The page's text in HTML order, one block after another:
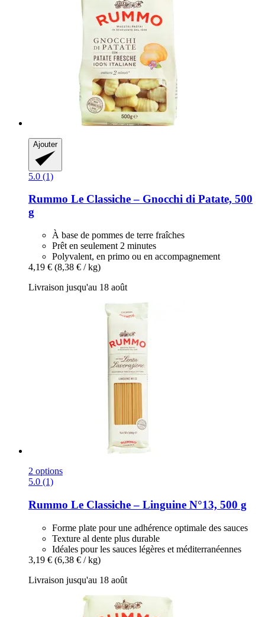
Ajouter
5.0 (1)
Rummo Le Classiche – Gnocchi di Patate, 500
g
À base de pommes de terre fraîches
Prêt en seulement 2 minutes
Polyvalent, en primo ou en accompagnement
4,19 € (8,38 € / kg)
Livraison jusqu'au 18 août
2 options
5.0 (1)
Rummo Le Classiche – Linguine N°13, 500 g
Forme plate pour une adhérence optimale des sauces
Texture al dente plus durable
Idéales pour les sauces légères et méditerranéennes
3,19 € (6,38 € / kg)
Livraison jusqu'au 18 août